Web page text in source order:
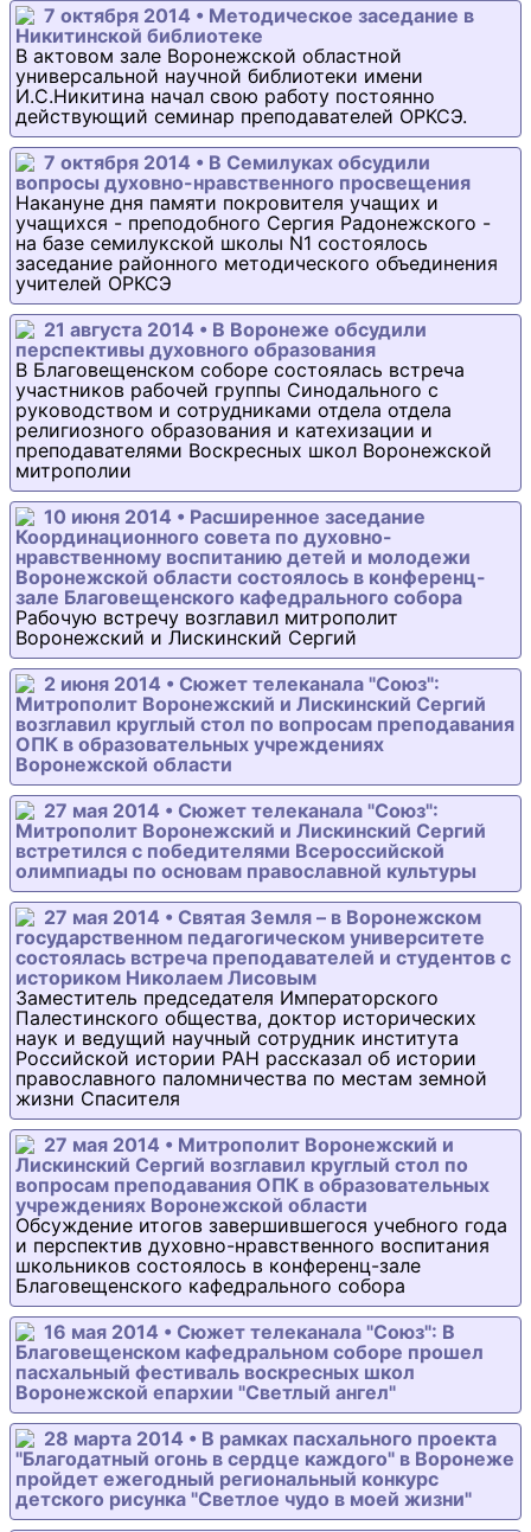
7 октября 2014 • Методическое заседание в
Никитинской библиотеке
В актовом зале Воронежской областной
универсальной научной библиотеки имени
И.С.Никитина начал свою работу постоянно
действующий семинар преподавателей ОРКСЭ.
7 октября 2014 • В Семилуках обсудили
вопросы духовно-нравственного просвещения
Накануне дня памяти покровителя учащих и
учащихся - преподобного Сергия Радонежского -
на базе семилукской школы N1 состоялось
заседание районного методического объединения
учителей ОРКСЭ
21 августа 2014 • В Воронеже обсудили
перспективы духовного образования
В Благовещенском соборе состоялась встреча
участников рабочей группы Синодального с
руководством и сотрудниками отдела отдела
религиозного образования и катехизации и
преподавателями Воскресных школ Воронежской
митрополии
10 июня 2014 • Расширенное заседание
Координационного совета по духовно-
нравственному воспитанию детей и молодежи
Воронежской области состоялось в конференц-
зале Благовещенского кафедрального собора
Рабочую встречу возглавил митрополит
Воронежский и Лискинский Сергий
2 июня 2014 • Сюжет телеканала "Союз":
Митрополит Воронежский и Лискинский Сергий
возглавил круглый стол по вопросам преподавания
ОПК в образовательных учреждениях
Воронежской области
27 мая 2014 • Сюжет телеканала "Союз":
Митрополит Воронежский и Лискинский Сергий
встретился с победителями Всероссийской
олимпиады по основам православной культуры
27 мая 2014 • Святая Земля – в Воронежском
государственном педагогическом университете
состоялась встреча преподавателей и студентов с
историком Николаем Лисовым
Заместитель председателя Императорского
Палестинского общества, доктор исторических
наук и ведущий научный сотрудник института
Российской истории РАН рассказал об истории
православного паломничества по местам земной
жизни Спасителя
27 мая 2014 • Митрополит Воронежский и
Лискинский Сергий возглавил круглый стол по
вопросам преподавания ОПК в образовательных
учреждениях Воронежской области
Обсуждение итогов завершившегося учебного года
и перспектив духовно-нравственного воспитания
школьников состоялось в конференц-зале
Благовещенского кафедрального собора
16 мая 2014 • Сюжет телеканала "Союз": В
Благовещенском кафедральном соборе прошел
пасхальный фестиваль воскресных школ
Воронежской епархии "Светлый ангел"
28 марта 2014 • В рамках пасхального проекта
"Благодатный огонь в сердце каждого" в Воронеже
пройдет ежегодный региональный конкурс
детского рисунка "Светлое чудо в моей жизни"